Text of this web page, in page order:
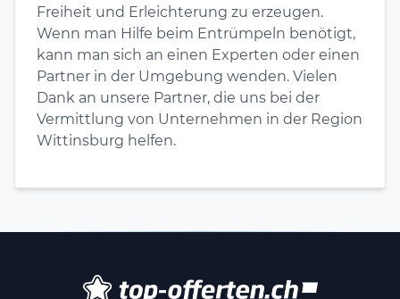
Freiheit und Erleichterung zu erzeugen.
Wenn man Hilfe beim Entrümpeln benötigt,
kann man sich an einen Experten oder einen
Partner in der Umgebung wenden. Vielen
Dank an unsere Partner, die uns bei der
Vermittlung von Unternehmen in der Region
Wittinsburg helfen.